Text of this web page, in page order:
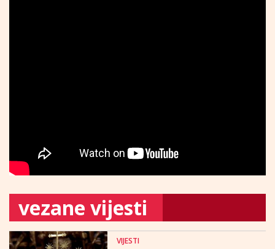
vezane vijesti
VIJESTI